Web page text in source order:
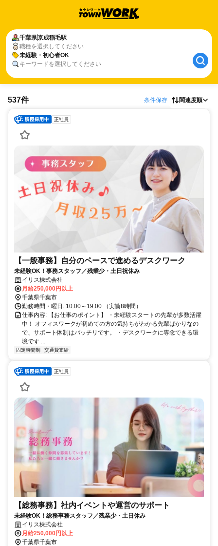
千葉県京成稲毛駅
職種を選択してください
未経験・初心者OK
キーワードを選択してください
537件 条件保存 関連度順
正社員
【一般事務】自分のペースで進めるデスクワーク
未経験OK！事務スタッフ／残業少・土日祝休み
イリス株式会社
月給250,000円以上
千葉県千葉市
勤務時間・曜日: 10:00～19:00 （実働8時間）
仕事内容: 【お仕事のポイント】 ・未経験スタートの先輩が多数活躍
中！ オフィスワークが初めての方の気持ちがわかる先輩ばかりなの
で、サポート体制はバッチリです。 ・デスクワークに専念できる環
境です ...
固定時間制 交通費支給
正社員
【総務事務】社内イベントや運営のサポート
未経験OK！総務事務スタッフ／残業少・土日休み
イリス株式会社
月給250,000円以上
千葉県千葉市